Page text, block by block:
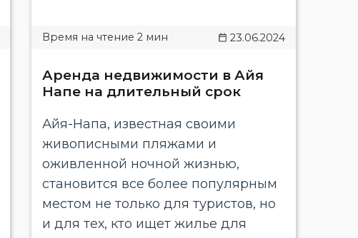
23.06.2024
Аренда недвижимости в Айя
Напе на длительный срок
Айя-Напа, известная своими
живописными пляжами и
оживленной ночной жизнью,
становится все более популярным
местом не только для туристов, но
и для тех, кто ищет жилье для